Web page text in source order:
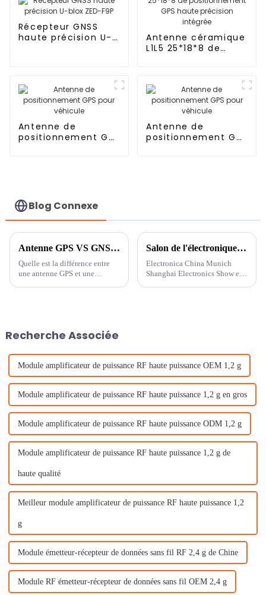
Récepteur GNSS
haute précision U-
Antenne céramique
L1L5 25*18*8 de
Antenne de
positionnement GPS
Antenne de
positionnement GPS
Blog Connexe
Antenne GPS VS GNSS ?
Quelle est la différence entre
une antenne GPS et une
Salon de l'électronique de Munich et de Shanghai
Electronica China Munich
Shanghai Electronics Show est
Recherche Associée
Module amplificateur de puissance RF haute puissance OEM 1,2 g
Module amplificateur de puissance RF haute puissance 1,2 g en gros
Module amplificateur de puissance RF haute puissance ODM 1,2 g
Module amplificateur de puissance RF haute puissance 1,2 g de
haute qualité
Meilleur module amplificateur de puissance RF haute puissance 1,2
g
Module émetteur-récepteur de données sans fil RF 2,4 g de Chine
Module RF émetteur-récepteur de données sans fil OEM 2,4 g